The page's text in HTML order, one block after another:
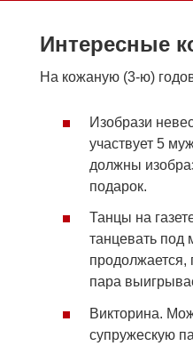
Интересные
На кожаную (3-ю)
Изобрази
участвует 5
должны
подарок.
Танцы на
танцевать под
продолжается,
пара
Викторина.
супружескую